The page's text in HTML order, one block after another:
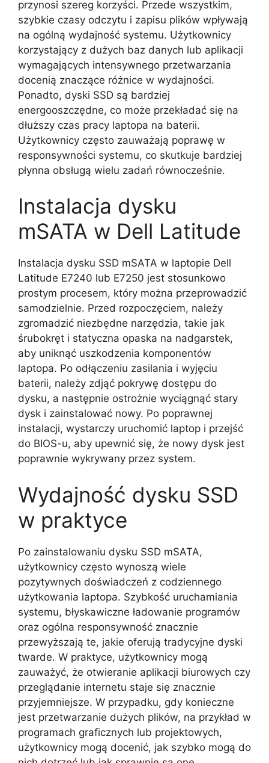
przynosi szereg korzyści. Przede wszystkim,
szybkie czasy odczytu i zapisu plików wpływają
na ogólną wydajność systemu. Użytkownicy
korzystający z dużych baz danych lub aplikacji
wymagających intensywnego przetwarzania
docenią znaczące różnice w wydajności.
Ponadto, dyski SSD są bardziej
energooszczędne, co może przekładać się na
dłuższy czas pracy laptopa na baterii.
Użytkownicy często zauważają poprawę w
responsywności systemu, co skutkuje bardziej
płynna obsługą wielu zadań równocześnie.
Instalacja dysku
mSATA w Dell Latitude
Instalacja dysku SSD mSATA w laptopie Dell
Latitude E7240 lub E7250 jest stosunkowo
prostym procesem, który można przeprowadzić
samodzielnie. Przed rozpoczęciem, należy
zgromadzić niezbędne narzędzia, takie jak
śrubokręt i statyczna opaska na nadgarstek,
aby uniknąć uszkodzenia komponentów
laptopa. Po odłączeniu zasilania i wyjęciu
baterii, należy zdjąć pokrywę dostępu do
dysku, a następnie ostrożnie wyciągnąć stary
dysk i zainstalować nowy. Po poprawnej
instalacji, wystarczy uruchomić laptop i przejść
do BIOS-u, aby upewnić się, że nowy dysk jest
poprawnie wykrywany przez system.
Wydajność dysku SSD
w praktyce
Po zainstalowaniu dysku SSD mSATA,
użytkownicy często wynoszą wiele
pozytywnych doświadczeń z codziennego
użytkowania laptopa. Szybkość uruchamiania
systemu, błyskawiczne ładowanie programów
oraz ogólna responsywność znacznie
przewyższają te, jakie oferują tradycyjne dyski
twarde. W praktyce, użytkownicy mogą
zauważyć, że otwieranie aplikacji biurowych czy
przeglądanie internetu staje się znacznie
przyjemniejsze. W przypadku, gdy konieczne
jest przetwarzanie dużych plików, na przykład w
programach graficznych lub projektowych,
użytkownicy mogą docenić, jak szybko mogą do